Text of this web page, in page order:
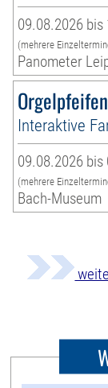
09.08.2026
(mehrere
Panometer
Interaktive
09.08.2026
(mehrere
Bach-Museum